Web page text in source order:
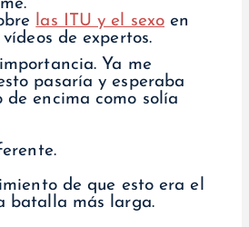
las ITU y el sexo en
de expertos.
Ya me
pasaría y esperaba
de encima como solía
de que esto era el
batalla más larga.